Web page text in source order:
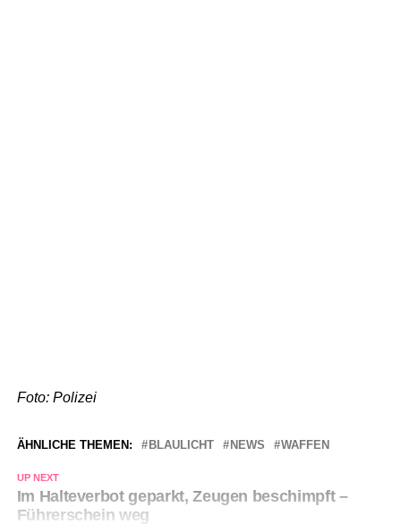
Foto: Polizei
ÄHNLICHE THEMEN: BLAULICHT NEWS WAFFEN
UP NEXT
Im Halteverbot geparkt, Zeugen beschimpft –
Führerschein weg